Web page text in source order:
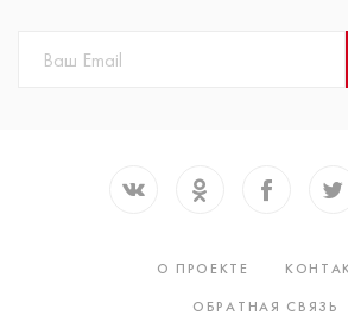
О ПРОЕКТЕ
ОБРАТНАЯ СВЯЗЬ